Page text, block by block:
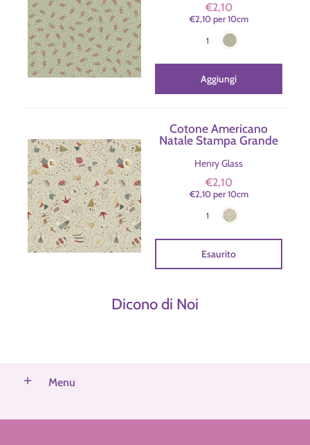
€2,10
€2,10per 10cm
Colore
1
Aggiungi
Cotone Americano
Natale Stampa Grande
Henry Glass
€2,10
€2,10per 10cm
Colore
1
Esaurito
Dicono di Noi
Menu